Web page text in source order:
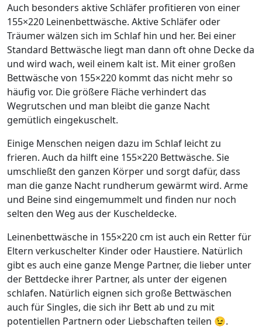
Auch besonders aktive Schläfer profitieren von einer
155×220 Leinenbettwäsche. Aktive Schläfer oder
Träumer wälzen sich im Schlaf hin und her. Bei einer
Standard Bettwäsche liegt man dann oft ohne Decke da
und wird wach, weil einem kalt ist. Mit einer großen
Bettwäsche von 155×220 kommt das nicht mehr so
häufig vor. Die größere Fläche verhindert das
Wegrutschen und man bleibt die ganze Nacht
gemütlich eingekuschelt.
Einige Menschen neigen dazu im Schlaf leicht zu
frieren. Auch da hilft eine 155×220 Bettwäsche. Sie
umschließt den ganzen Körper und sorgt dafür, dass
man die ganze Nacht rundherum gewärmt wird. Arme
und Beine sind eingemummelt und finden nur noch
selten den Weg aus der Kuscheldecke.
Leinenbettwäsche in 155×220 cm ist auch ein Retter für
Eltern verkuschelter Kinder oder Haustiere. Natürlich
gibt es auch eine ganze Menge Partner, die lieber unter
der Bettdecke ihrer Partner, als unter der eigenen
schlafen. Natürlich eignen sich große Bettwäschen
auch für Singles, die sich ihr Bett ab und zu mit
potentiellen Partnern oder Liebschaften teilen 😉.